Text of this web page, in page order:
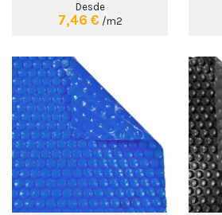
Desde
7,46 € /m2